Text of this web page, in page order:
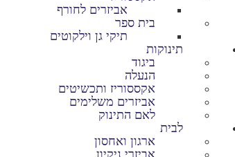
אביזרים לחורף
בית ספר
תיקי גן וילקוטים
תינוקות
ביגוד
הנעלה
אקססוריז ותכשיטים
אביזרים משלימים
לאם התינוק
לבית
ארגון ואחסון
אביזרי ניקיון